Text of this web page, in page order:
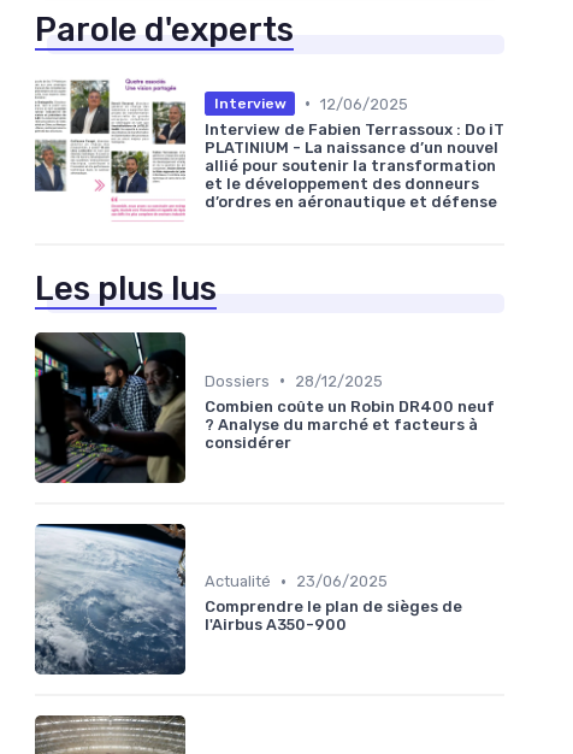
Parole d'experts
Interview • 12/06/2025
Interview de Fabien Terrassoux : Do iT
PLATINIUM - La naissance d’un nouvel
allié pour soutenir la transformation
et le développement des donneurs
d’ordres en aéronautique et défense
Les plus lus
Dossiers •
28/12/2025
Combien coûte un Robin DR400 neuf
? Analyse du marché et facteurs à
considérer
Actualité •
23/06/2025
Comprendre le plan de sièges de
l'Airbus A350-900